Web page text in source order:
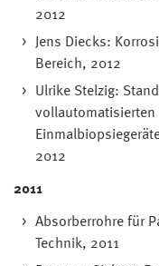
2012
Jens Diecks:
Bereich, 2012
Ulrike Stelzig:
2012
2011
Absorberrohre für
Technik, 2011